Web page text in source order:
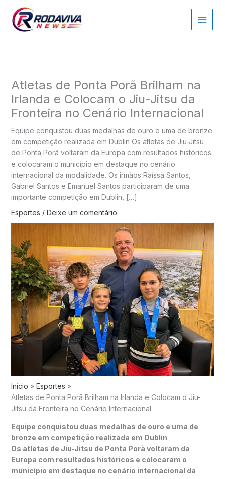
para
Atletas de Ponta Porã Brilham na
Irlanda e Colocam o Jiu-Jitsu da
Fronteira no Cenário Internacional
Equipe conquistou duas medalhas de ouro e uma de bronze
em competição realizada em Dublin Os atletas de Jiu-Jitsu
de Ponta Porã voltaram da Europa com resultados históricos
e colocaram o município em destaque no cenário
internacional da modalidade. Os irmãos Raíssa Santos,
Gabriel Santos e Emanuel Santos participaram de uma
importante competição em Dublin, […]
Esportes / Deixe um comentário
Início
Esportes
Atletas de Ponta Porã Brilham na Irlanda e Colocam o Jiu-
Jitsu da Fronteira no Cenário Internacional
Equipe conquistou duas medalhas de ouro e uma de
bronze em competição realizada em Dublin
Os atletas de Jiu-Jitsu de Ponta Porã voltaram da
Europa com resultados históricos e colocaram o
município em destaque no cenário internacional da